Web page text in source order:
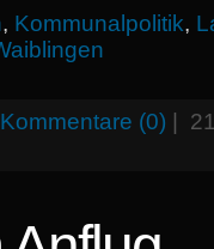
, Kommunalpolitik,
Kommentare (0)